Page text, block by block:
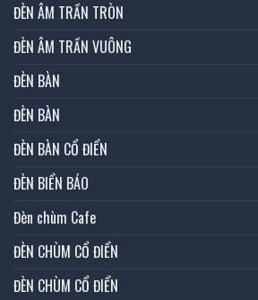
ĐÈN ÂM TRẦN TRÒN
ĐÈN ÂM TRẦN VUÔNG
ĐÈN BÀN
ĐÈN BÀN
ĐÈN BÀN CỔ ĐIỂN
ĐÈN BIỂN BÁO
Đèn chùm Cafe
ĐÈN CHÙM CỔ ĐIỂN
ĐÈN CHÙM CỔ ĐIỂN